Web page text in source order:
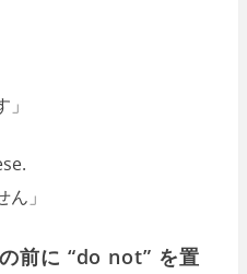
」
前に “do not” を置